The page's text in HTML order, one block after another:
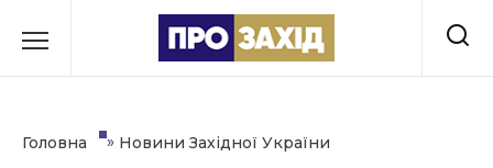
до
Головна » Новини Західної України